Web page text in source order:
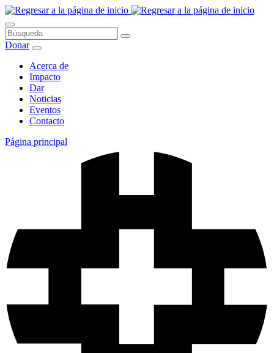
Saltar
al
contenido
Búsqueda
Donar
Acerca de
Impacto
Dar
Noticias
Eventos
Contacto
Página principal